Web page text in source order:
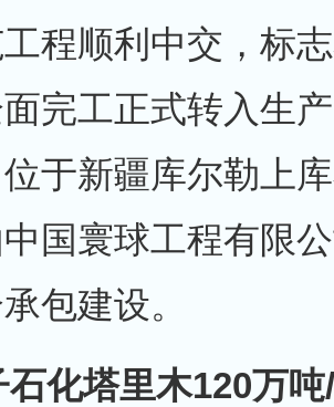
程顺利中交，标
完工正式转入生
于新疆库尔勒上
国寰球工程有限
包建设。
化塔里木120万